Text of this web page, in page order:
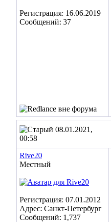
Регистрация: 16.06.2019
Сообщений: 37
08.01.2021,
00:58
Rive20
Местный
Регистрация: 07.01.2012
Адрес: Санкт-Петербург
Сообщений: 1,737